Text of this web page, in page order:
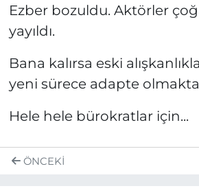
Ezber bozuldu. Aktörler
yayıldı.
Bana kalırsa eski
yeni sürece adapte
Hele hele bürokratlar için...
ÖNCEKI